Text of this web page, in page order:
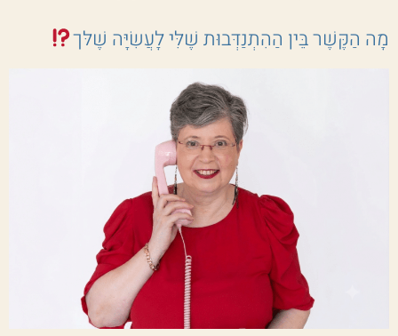
מָה הַקֶּשֶׁר בֵּין הַהִתְנַדְּבוּת שֶׁלִּי לָעֲשִׂיָּה שֶׁלּך